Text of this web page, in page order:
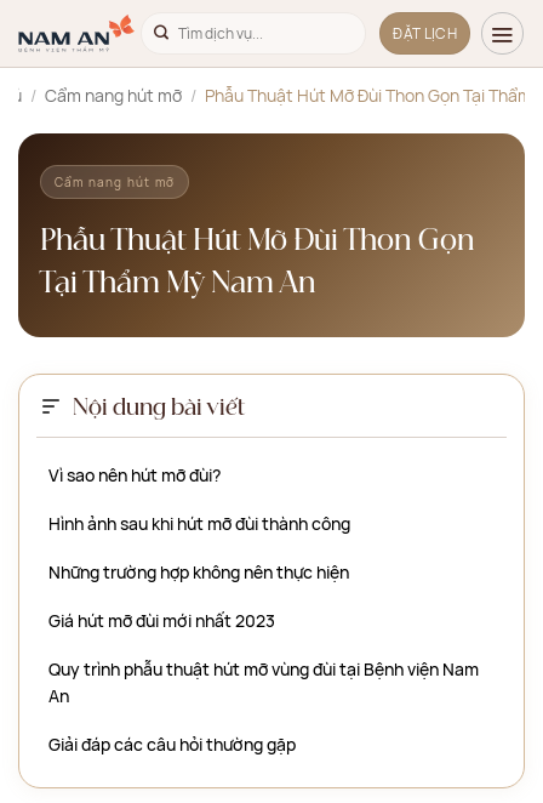
qua
nội
dung
ĐẶT LỊCH
/ Cẩm nang hút mỡ / Phẫu Thuật Hút Mỡ Đùi Thon Gọn Tại Thẩm
Cẩm nang hút mỡ
Phẫu Thuật Hút Mỡ Đùi Thon Gọn
Tại Thẩm Mỹ Nam An
Nội dung bài viết
Vì sao nên hút mỡ đùi?
Hình ảnh sau khi hút mỡ đùi thành công
Những trường hợp không nên thực hiện
Giá hút mỡ đùi mới nhất 2023
Quy trình phẫu thuật hút mỡ vùng đùi tại Bệnh viện Nam
An
Giải đáp các câu hỏi thường gặp